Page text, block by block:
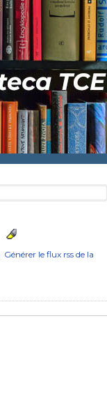
Générer le flux rss de la